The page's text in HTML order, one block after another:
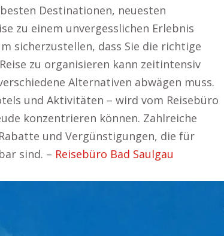
Destinationen, neuesten
zu einem unvergesslichen Erlebnis
sicherzustellen, dass Sie die richtige
zu organisieren kann zeitintensiv
Alternativen abwägen muss.
und Aktivitäten – wird vom Reisebüro
konzentrieren können. Zahlreiche
und Vergünstigungen, die für
sind. – Reisebüro Bad Saulgau